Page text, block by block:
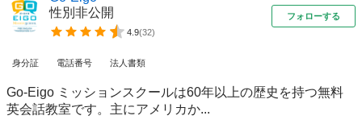
性別非公開
4.9(32)
フォローする
身分証 電話番号 法人書類
Go-Eigo ミッションスクールは60年以上の歴史を持つ無料
英会話教室です。主にアメリカか...